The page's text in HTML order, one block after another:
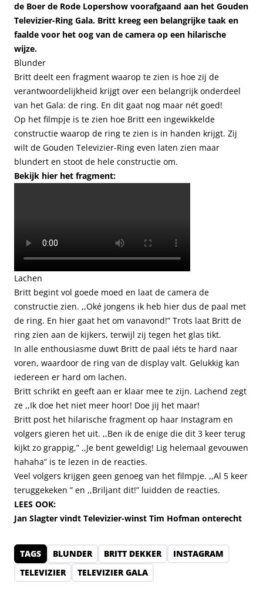
de Boer de Rode Lopershow voorafgaand aan het Gouden
Televizier-Ring Gala. Britt kreeg een belangrijke taak en
faalde voor het oog van de camera op een hilarische
wijze.
Blunder
Britt deelt een fragment waarop te zien is hoe zij de
verantwoordelijkheid krijgt over een belangrijk onderdeel
van het Gala: de ring. En dit gaat nog maar nét goed!
Op het filmpje is te zien hoe Britt een ingewikkelde
constructie waarop de ring te zien is in handen krijgt. Zij
wilt de Gouden Televizier-Ring even laten zien maar
blundert en stoot de hele constructie om.
Bekijk hier het fragment:
Lachen
Britt begint vol goede moed en laat de camera de
constructie zien. ,,Oké jongens ik heb hier dus de paal met
de ring. En hier gaat het om vanavond!” Trots laat Britt de
ring zien aan de kijkers, terwijl zij tegen het glas tikt.
In alle enthousiasme duwt Britt de paal iéts te hard naar
voren, waardoor de ring van de display valt. Gelukkig kan
iedereen er hard om lachen.
Britt schrikt en geeft aan er klaar mee te zijn. Lachend zegt
ze ,,Ik doe het niet meer hoor! Doe jij het maar!
Britt post het hilarische fragment op haar Instagram en
volgers gieren het uit. ,,Ben ik de enige die dit 3 keer terug
kijkt zo grappig,” ,,Je bent geweldig! Lig helemaal gevouwen
hahaha” is te lezen in de reacties.
Veel volgers krijgen geen genoeg van het filmpje. ,,Al 5 keer
teruggekeken ” en ,,Briljant dit!” luidden de reacties.
LEES OOK:
Jan Slagter vindt Televizier-winst Tim Hofman onterecht
TAGS BLUNDER BRITT DEKKER
INSTAGRAM
TELEVIZIER
TELEVIZIER GALA